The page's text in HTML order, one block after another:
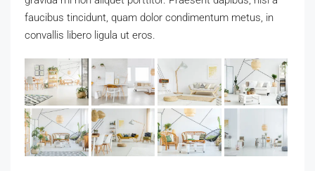
faucibus tincidunt, quam dolor condimentum metus, in
convallis libero ligula ut eros.